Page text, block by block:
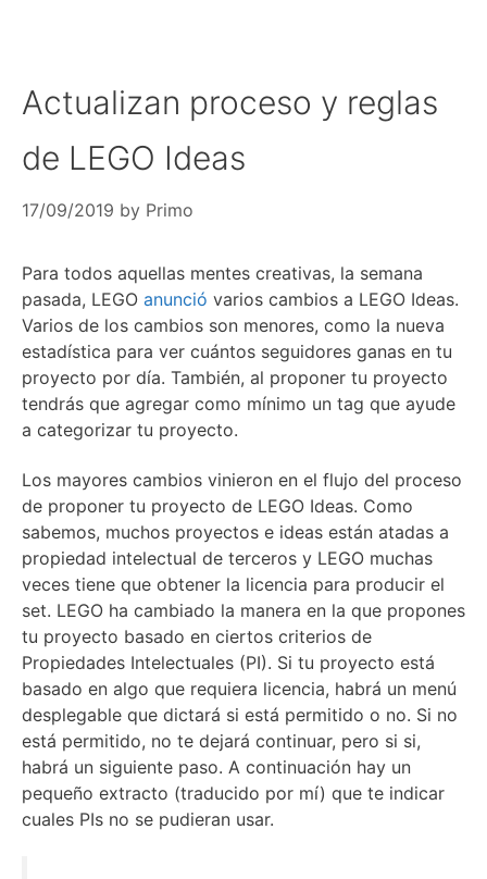
Actualizan proceso y reglas
de LEGO Ideas
17/09/2019 by Primo
Para todos aquellas mentes creativas, la semana
pasada, LEGO anunció varios cambios a LEGO Ideas.
Varios de los cambios son menores, como la nueva
estadística para ver cuántos seguidores ganas en tu
proyecto por día. También, al proponer tu proyecto
tendrás que agregar como mínimo un tag que ayude
a categorizar tu proyecto.
Los mayores cambios vinieron en el flujo del proceso
de proponer tu proyecto de LEGO Ideas. Como
sabemos, muchos proyectos e ideas están atadas a
propiedad intelectual de terceros y LEGO muchas
veces tiene que obtener la licencia para producir el
set. LEGO ha cambiado la manera en la que propones
tu proyecto basado en ciertos criterios de
Propiedades Intelectuales (PI). Si tu proyecto está
basado en algo que requiera licencia, habrá un menú
desplegable que dictará si está permitido o no. Si no
está permitido, no te dejará continuar, pero si si,
habrá un siguiente paso. A continuación hay un
pequeño extracto (traducido por mí) que te indicar
cuales PIs no se pudieran usar.